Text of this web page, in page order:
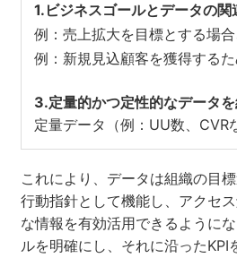
1.ビジネスゴールとデータの
例：売上拡大を目標とする場
例：新規見込顧客を獲得する
3.定量的かつ定性的なデータ
定量データ（例：UU数、
これにより、データは組織の目
行動指針として機能し、アクセ
な情報を有効活用できるように
ルを明確にし、それに沿ったKPI